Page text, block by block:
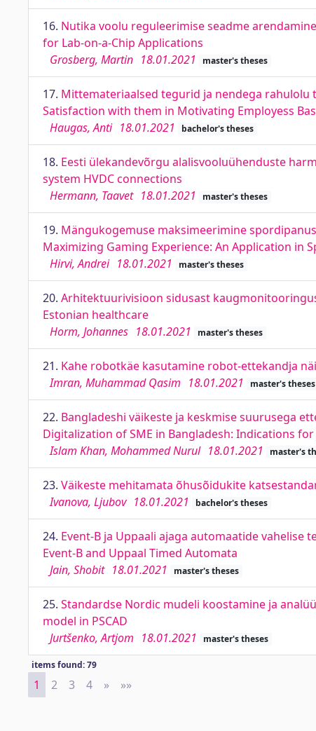
16. Nutika voolu reguleerimise seadme
for Lab-on-a-Chip Applications
Grosberg, Martin 18.01.2021 master's theses
17. Mittemateriaalsed tegurid ja nendega
Satisfaction with them in Motivating Employess
Haugas, Anti 18.01.2021 bachelor's theses
18. Eesti ülekandevõrgu alalisvooluühenduste
system HVDC connections
Hermann, Taavet 18.01.2021 master's theses
19. Mängukogemuse maksimeerimine
Maximizing Gaming Experience: An Application in
Hirvi, Andrei 18.01.2021 master's theses
20. Arhitektuurivisioon sidusast
Estonian healthcare
Horm, Johannes 18.01.2021 master's theses
21. Kahe robotkäe kasutamine robot-ettekandja
Imran, Muhammad Qasim 18.01.2021 master's theses
22. Bangladeshi väikeste ja keskmise suurusega
Digitalization of SME in Bangladesh: Indications
Islam Khan, Mohammed Nurul 18.01.2021 master's
23. Väikeste mehitamata õhusõidukite
Ivanova, Ljubov 18.01.2021 bachelor's theses
24. Event-B ja Uppaali ajaga automaatide
Event-B and Uppaal Timed Automata
Jain, Shobit 18.01.2021 master's theses
25. Standardse Nordic mudeli koostamine ja
model in PSCAD
Jurtšenko, Artjom 18.01.2021 master's theses
items found: 79
1 2 3 4 » Next
»»